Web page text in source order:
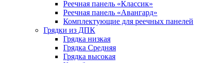
Реечная панель «Классик»
Реечная панель «Авангард»
Комплектующие для реечных панелей
Грядки из ДПК
Грядка низкая
Грядка Средняя
Грядка высокая